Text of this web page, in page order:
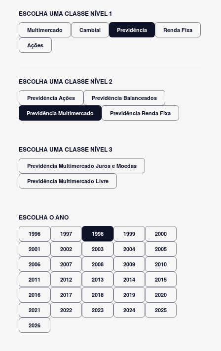
ESCOLHA UMA CLASSE NÍVEL 1
Multimercado Cambial Previdência Renda Fixa
Ações
ESCOLHA UMA CLASSE NÍVEL 2
Previdência Ações Previdência Balanceados
Previdência Multimercado Previdência Renda Fixa
ESCOLHA UMA CLASSE NÍVEL 3
Previdência Multimercado Juros e Moedas
Previdência Multimercado Livre
ESCOLHA O ANO
1996 1997 1998 1999 2000
2001 2002 2003 2004 2005
2006 2007 2008 2009 2010
2011 2012 2013 2014 2015
2016 2017 2018 2019 2020
2021 2022 2023 2024 2025
2026